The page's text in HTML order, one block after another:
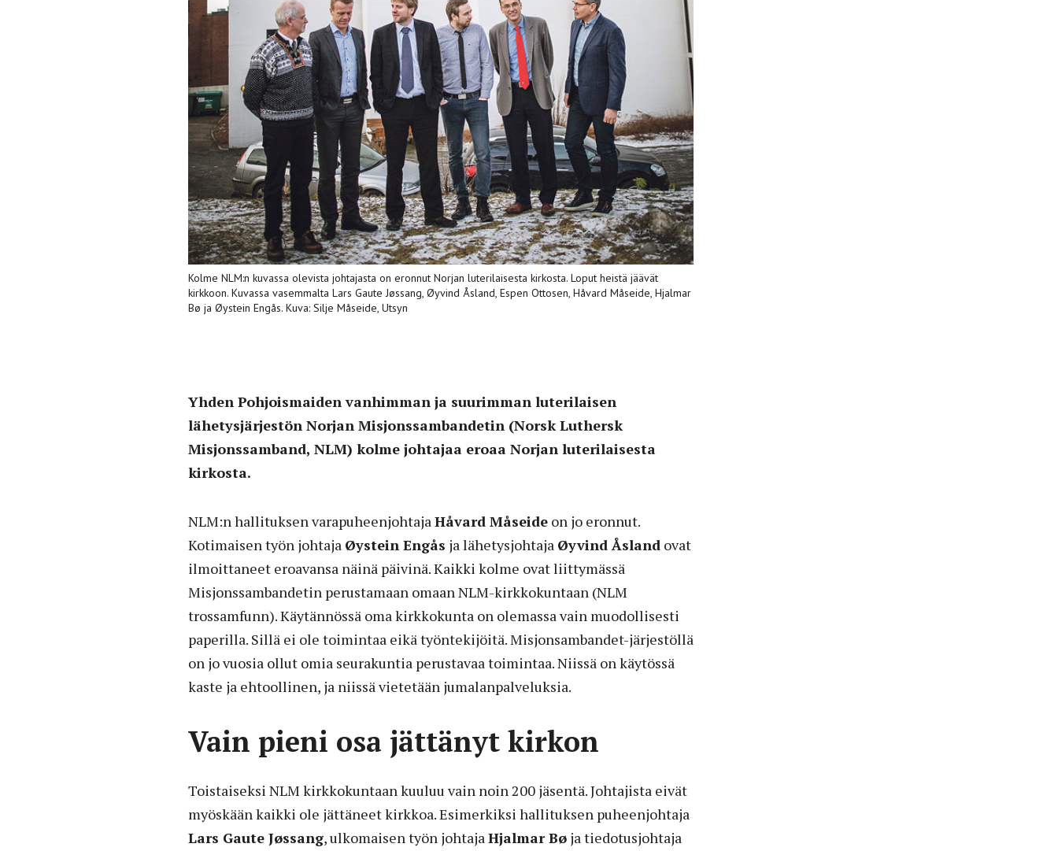
Kolme NLM:n kuvassa olevista johtajasta on eronnut Norjan luterilaisesta kirkosta. Loput heistä jäävät
kirkkoon. Kuvassa vasemmalta Lars Gaute Jøssang, Øyvind Åsland, Espen Ottosen, Håvard Måseide, Hjalmar
Bø ja Øystein Engås. Kuva: Silje Måseide, Utsyn
Yhden Pohjoismaiden vanhimman ja suurimman luterilaisen
lähetysjärjestön Norjan Misjonssambandetin (Norsk Luthersk
Misjonssamband, NLM) kolme johtajaa eroaa Norjan luterilaisesta
kirkosta.
NLM:n hallituksen varapuheenjohtajaHåvard Måseide on jo eronnut.
Kotimaisen työn johtaja Øystein Engås ja lähetysjohtaja Øyvind Åsland ovat
ilmoittaneet eroavansa näinä päivinä. Kaikki kolme ovat liittymässä
Misjonssambandetin perustamaan omaan NLM-kirkkokuntaan (NLM
trossamfunn). Käytännössä oma kirkkokunta on olemassa vain muodollisesti
paperilla. Sillä ei ole toimintaa eikä työntekijöitä. Misjonsambandet-järjestöllä
on jo vuosia ollut omia seurakuntia perustavaa toimintaa. Niissä on käytössä
kaste ja ehtoollinen, ja niissä vietetään jumalanpalveluksia.
Vain pieni osa jättänyt kirkon
Toistaiseksi NLM kirkkokuntaan kuuluu vain noin 200 jäsentä. Johtajista eivät
myöskään kaikki ole jättäneet kirkkoa. Esimerkiksi hallituksen puheenjohtaja
Lars Gaute Jøssang, ulkomaisen työn johtajaHjalmar Bø ja tiedotusjohtaja